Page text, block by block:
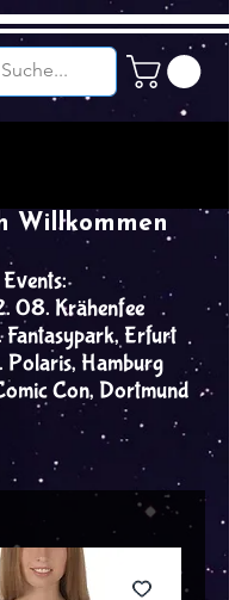
Events:
08. Krähenfee
Erfurt
Hamburg
Con, Dortmund
Willkommen